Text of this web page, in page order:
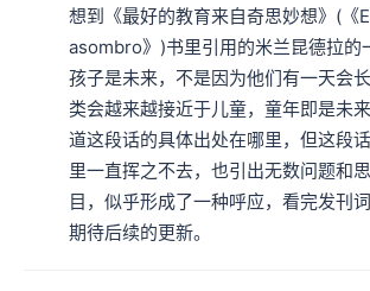
想到《最好的教育来自奇思妙想》(《
asombro》)书里引用的米兰昆德拉的
孩子是未来，不是因为他们有一天会
类会越来越接近于儿童，童年即是未
道这段话的具体出处在哪里，但这段
里一直挥之不去，也引出无数问题和
目，似乎形成了一种呼应，看完发刊
期待后续的更新。